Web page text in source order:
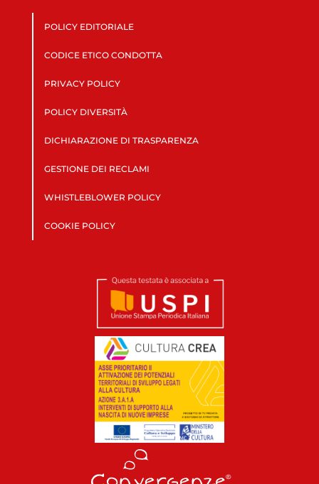
POLICY EDITORIALE
CODICE ETICO CONDOTTA
PRIVACY POLICY
POLICY DIVERSITÀ
DICHIARAZIONE DI TRASPARENZA
GESTIONE DEI RECLAMI
WHISTLEBLOWER POLICY
COOKIE POLICY